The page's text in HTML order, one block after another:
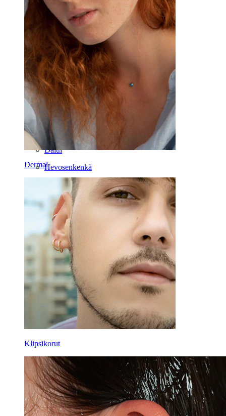
Dermal
Klipsikorut
14K kulta
Klipsikorut
Labret
Kieli
Nenä
Tragus
Barbelli
Rook
Daith
Hevosenkenkä
Rengas
Välineet
Bananabelli
Korvalehti
Titaani